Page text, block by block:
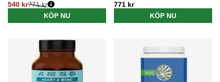
540 kr
Ordinarie pris:
771 kr
KÖP NU
771 kr
KÖP NU